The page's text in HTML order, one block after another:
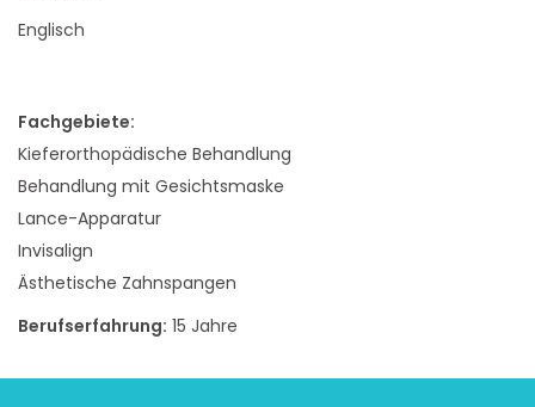
Englisch
Fachgebiete:
Kieferorthopädische Behandlung
Behandlung mit Gesichtsmaske
Lance-Apparatur
Invisalign
Ästhetische Zahnspangen
Berufserfahrung: 15 Jahre